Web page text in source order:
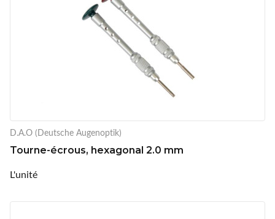
D.A.O (Deutsche Augenoptik)
Tourne-écrous, hexagonal 2.0 mm
L'unité